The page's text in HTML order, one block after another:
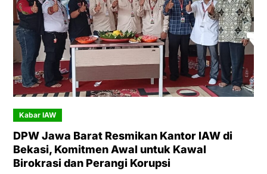
Kabar IAW
DPW Jawa Barat Resmikan Kantor IAW di
Bekasi, Komitmen Awal untuk Kawal
Birokrasi dan Perangi Korupsi